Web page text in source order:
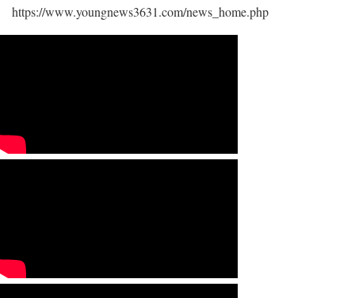
https://www.youngnews3631.com/news_home.php